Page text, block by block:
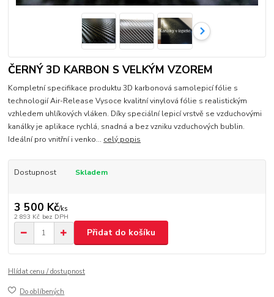
ČERNÝ 3D KARBON S VELKÝM VZOREM
Kompletní specifikace produktu 3D karbonová samolepicí fólie s
technologií Air-Release Vysoce kvalitní vinylová fólie s realistickým
vzhledem uhlíkových vláken. Díky speciální lepicí vrstvě se vzduchovými
kanálky je aplikace rychlá, snadná a bez vzniku vzduchových bublin.
Ideální pro vnitřní i venko... celý popis
Dostupnost Skladem
3 500 Kč/ks
2 893 Kč bez DPH
Přidat do košíku
Hlídat cenu / dostupnost
Do oblíbených